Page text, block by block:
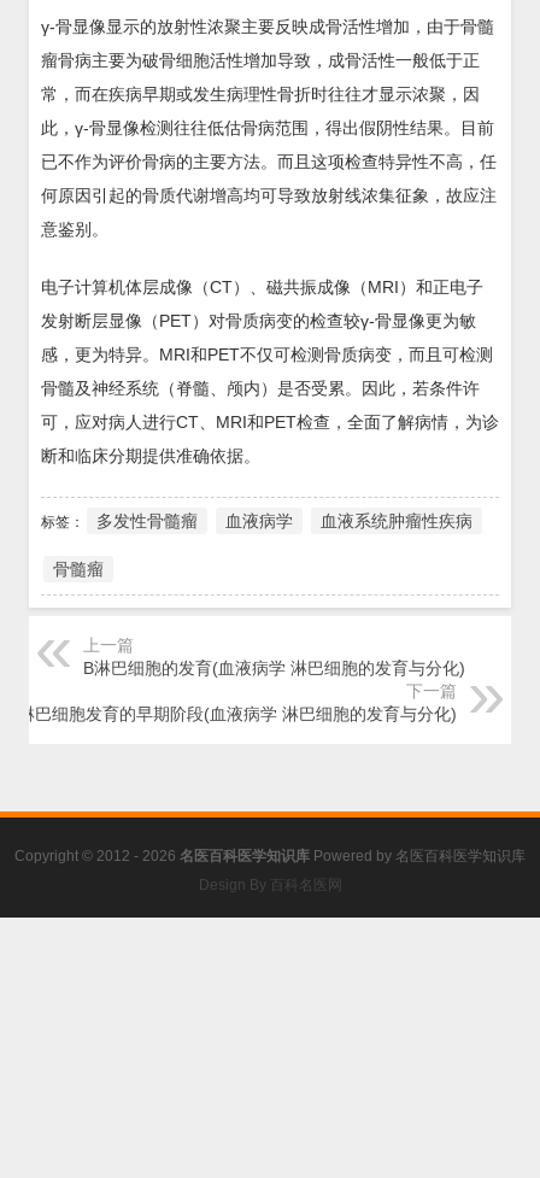
γ-骨显像显示的放射性浓聚主要反映成骨活性增加，由于骨髓
瘤骨病主要为破骨细胞活性增加导致，成骨活性一般低于正
常，而在疾病早期或发生病理性骨折时往往才显示浓聚，因
此，γ-骨显像检测往往低估骨病范围，得出假阴性结果。目前
已不作为评价骨病的主要方法。而且这项检查特异性不高，任
何原因引起的骨质代谢增高均可导致放射线浓集征象，故应注
意鉴别。
电子计算机体层成像（CT）、磁共振成像（MRI）和正电子
发射断层显像（PET）对骨质病变的检查较γ-骨显像更为敏
感，更为特异。MRI和PET不仅可检测骨质病变，而且可检测
骨髓及神经系统（脊髓、颅内）是否受累。因此，若条件许
可，应对病人进行CT、MRI和PET检查，全面了解病情，为诊
断和临床分期提供准确依据。
标签： 多发性骨髓瘤 血液病学 血液系统肿瘤性疾病
骨髓瘤
上一篇
B淋巴细胞的发育(血液病学 淋巴细胞的发育与分化)
下一篇
B淋巴细胞发育的早期阶段(血液病学 淋巴细胞的发育与分化)
Copyright © 2012 - 2026 名医百科医学知识库 Powered by 名医百科医学知识库
Design By 百科名医网